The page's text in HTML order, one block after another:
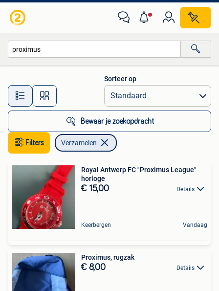
Alle afstanden…
Sorteer op
Bewaar je zoekopdracht
Filters Verzamelen
Royal Antwerp FC "Proximus League"
horloge
€ 15,00 Details
Keerbergen Vandaag
Proximus, rugzak
€ 8,00 Details